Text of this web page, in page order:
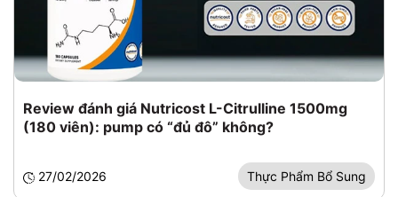
Review đánh giá Nutricost L-Citrulline 1500mg
(180 viên): pump có “đủ đô” không?
27/02/2026 Thực Phẩm Bổ Sung